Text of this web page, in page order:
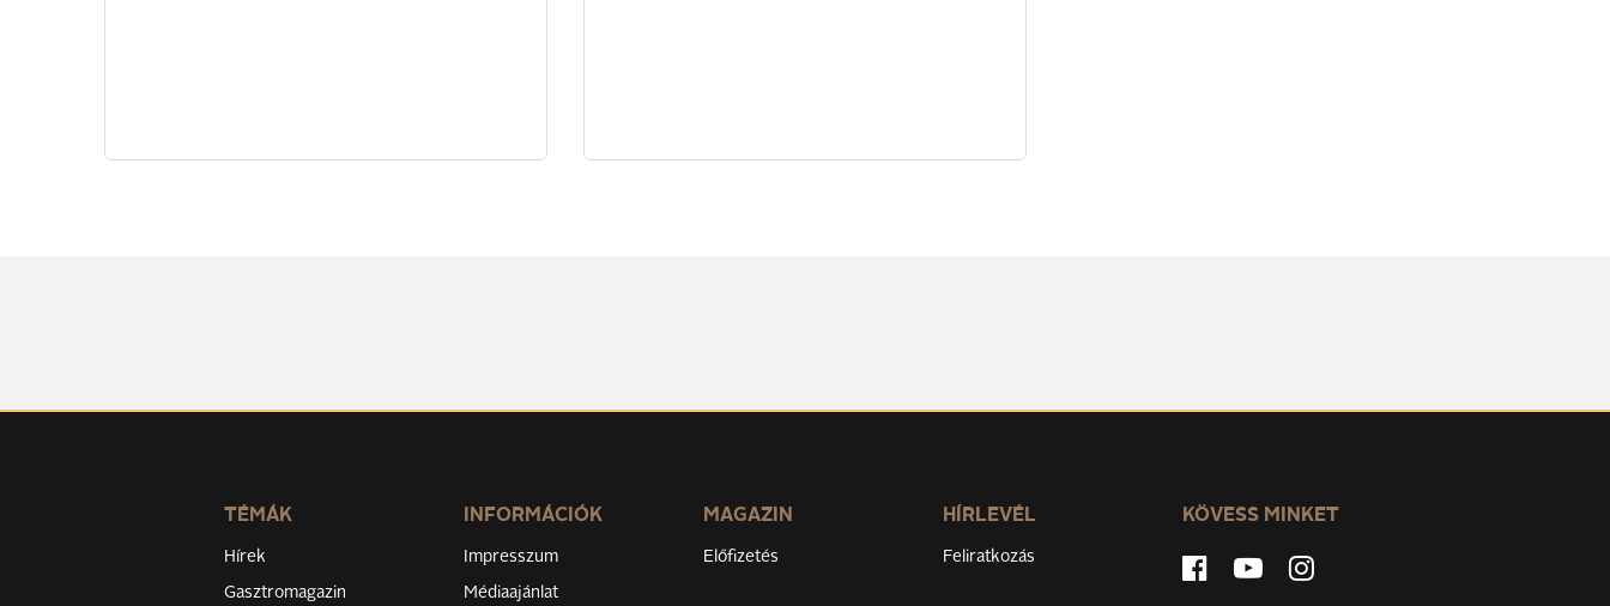
TÉMÁK
Hírek
Gasztromagazin
INFORMÁCIÓK
Impresszum
Médiaajánlat
MAGAZIN
Előfizetés
HÍRLEVÉL
Feliratkozás
KÖVESS MINKET